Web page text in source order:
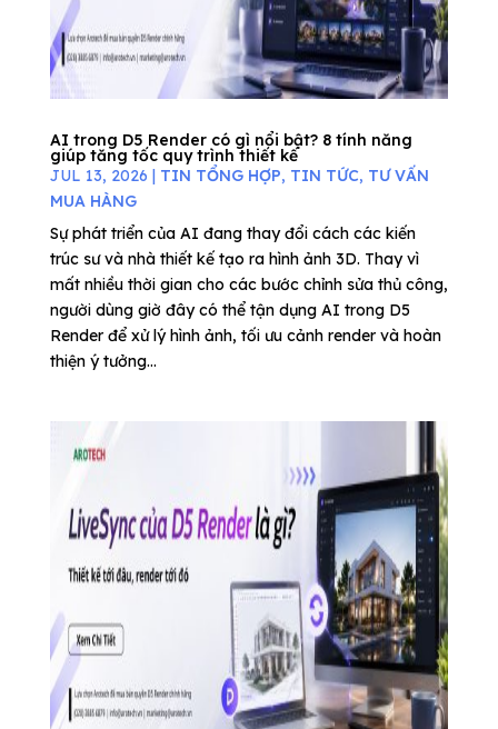
AI trong D5 Render có gì nổi bật? 8 tính năng
giúp tăng tốc quy trình thiết kế
JUL 13, 2026 | TIN TỔNG HỢP, TIN TỨC, TƯ VẤN
MUA HÀNG
Sự phát triển của AI đang thay đổi cách các kiến
trúc sư và nhà thiết kế tạo ra hình ảnh 3D. Thay vì
mất nhiều thời gian cho các bước chỉnh sửa thủ công,
người dùng giờ đây có thể tận dụng AI trong D5
Render để xử lý hình ảnh, tối ưu cảnh render và hoàn
thiện ý tưởng...